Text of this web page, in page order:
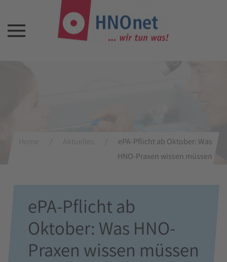
ePA-Pflicht ab Oktober: Was
HNO-Praxen wissen müssen
ePA-Pflicht ab
Oktober: Was HNO-
Praxen wissen müssen